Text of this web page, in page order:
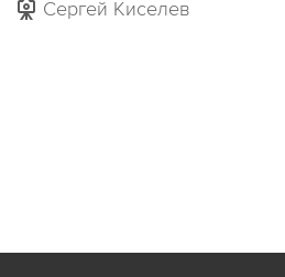
Сергей Киселев